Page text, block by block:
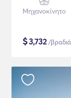
Μηχανοκίνητο
$3,732/βραδιά